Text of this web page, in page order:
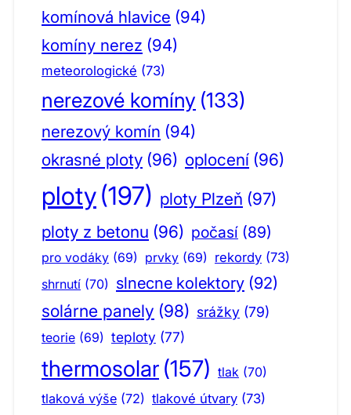
komínová hlavice (94)
komíny nerez (94)
meteorologické (73)
nerezové komíny (133)
nerezový komín (94)
okrasné ploty (96) oplocení (96)
ploty(197) ploty Plzeň (97)
ploty z betonu (96) počasí (89)
pro vodáky (69) prvky (69) rekordy (73)
shrnutí (70) slnecne kolektory (92)
solárne panely (98) srážky (79)
teorie (69) teploty (77)
thermosolar (157) tlak (70)
tlaková výše (72) tlakové útvary (73)